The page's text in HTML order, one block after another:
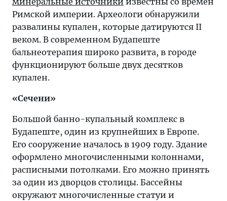
Римской империи. Археологи обнаружили
развалины купален, которые датируются II
веком. В современном Будапеште
бальнеотерапия широко развита, в городе
функционируют больше двух десятков
купален.
«Сечени»
Большой банно-купальный комплекс в
Будапеште, один из крупнейших в Европе.
Его сооружение началось в 1909 году. Здание
оформлено многочисленными колоннами,
расписными потолками. Его можно принять
за один из дворцов столицы. Бассейны
окружают многочисленные статуи и